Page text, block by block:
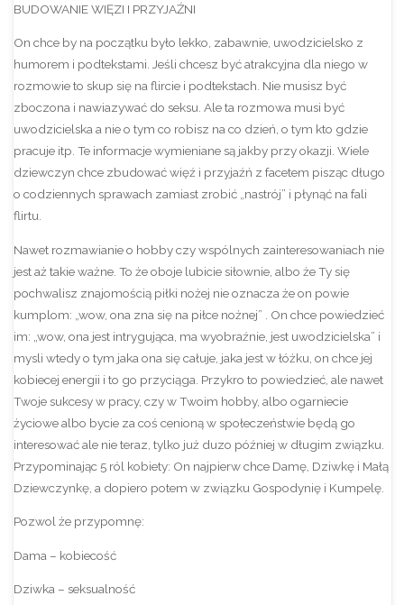
BUDOWANIE WIĘZI I PRZYJAŹNI
On chce by na początku było lekko, zabawnie, uwodzicielsko z
humorem i podtekstami. Jeśli chcesz być atrakcyjna dla niego w
rozmowie to skup się na flircie i podtekstach. Nie musisz być
zboczona i nawiazywać do seksu. Ale ta rozmowa musi być
uwodzicielska a nie o tym co robisz na co dzień, o tym kto gdzie
pracuje itp. Te informacje wymieniane są jakby przy okazji. Wiele
dziewczyn chce zbudować więź i przyjaźń z facetem pisząc długo
o codziennych sprawach zamiast zrobić „nastrój” i płynąć na fali
flirtu.
Nawet rozmawianie o hobby czy wspólnych zainteresowaniach nie
jest aż takie ważne. To że oboje lubicie siłownie, albo że Ty się
pochwalisz znajomością piłki nożej nie oznacza że on powie
kumplom: „wow, ona zna się na piłce nożnej” . On chce powiedzieć
im: „wow, ona jest intrygująca, ma wyobraźnie, jest uwodzicielska” i
mysli wtedy o tym jaka ona się całuje, jaka jest w łóżku, on chce jej
kobiecej energii i to go przyciąga. Przykro to powiedzieć, ale nawet
Twoje sukcesy w pracy, czy w Twoim hobby, albo ogarniecie
życiowe albo bycie za coś cenioną w społeczeństwie będą go
interesować ale nie teraz, tylko już duzo później w długim związku.
Przypominając 5 ról kobiety: On najpierw chce Damę, Dziwkę i Małą
Dziewczynkę, a dopiero potem w związku Gospodynię i Kumpelę.
Pozwol że przypomnę:
Dama – kobiecość
Dziwka – seksualność